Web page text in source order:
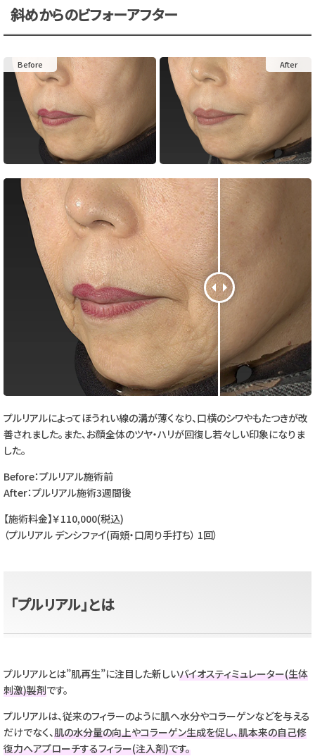
斜めからのビフォーアフター
プルリアルによってほうれい線の溝が薄くなり、口横のシワやもたつきが改
善されました。また、お顔全体のツヤ・ハリが回復し若々しい印象になりま
した。
Before：プルリアル施術前
After：プルリアル施術3週間後
【施術料金】￥110,000(税込)
（プルリアル デンシファイ(両頬・口周り手打ち） 1回）
「プルリアル」とは
プルリアルとは”肌再生”に注目した新しいバイオスティミュレーター(生体
刺激)製剤です。
プルリアルは、従来のフィラーのように肌へ水分やコラーゲンなどを与える
だけでなく、肌の水分量の向上やコラーゲン生成を促し、肌本来の自己修
復力へアプローチするフィラー(注入剤)です。